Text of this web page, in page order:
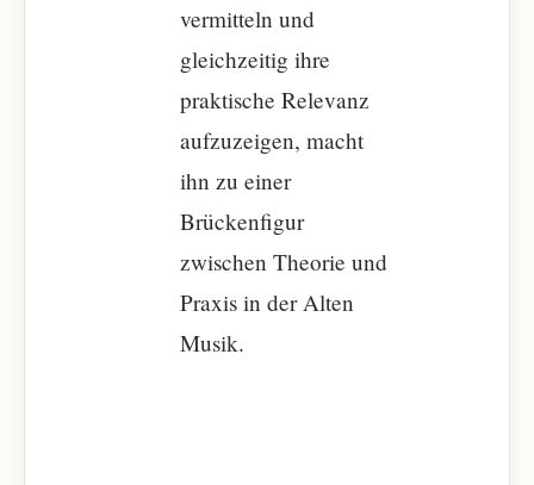
vermitteln und
gleichzeitig ihre
praktische Relevanz
aufzuzeigen, macht
ihn zu einer
Brückenfigur
zwischen Theorie und
Praxis in der Alten
Musik.